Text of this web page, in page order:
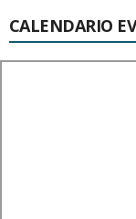
CALENDARIO